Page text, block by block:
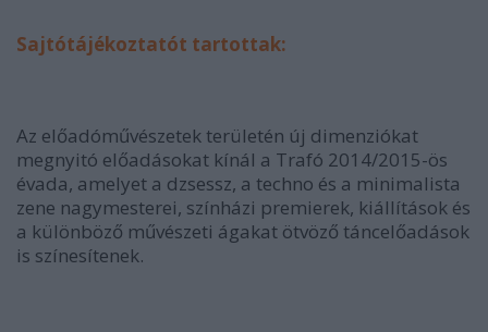
Sajtótájékoztatót tartottak:
Az előadóművészetek területén új dimenziókat
megnyitó előadásokat kínál a Trafó 2014/2015-ös
évada, amelyet a dzsessz, a techno és a minimalista
zene nagymesterei, színházi premierek, kiállítások és
a különböző művészeti ágakat ötvöző táncelőadások
is színesítenek.